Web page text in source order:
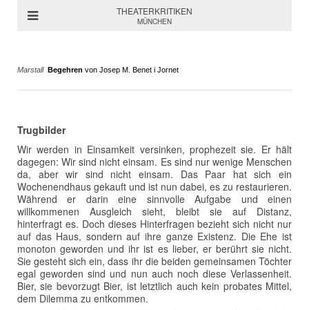
THEATERKRITIKEN
MÜNCHEN
Marstall Begehren von Josep M. Benet i Jornet
Trugbilder
Wir werden in Einsamkeit versinken, prophezeit sie. Er hält
dagegen: Wir sind nicht einsam. Es sind nur wenige Menschen
da, aber wir sind nicht einsam. Das Paar hat sich ein
Wochenendhaus gekauft und ist nun dabei, es zu restaurieren.
Während er darin eine sinnvolle Aufgabe und einen
willkommenen Ausgleich sieht, bleibt sie auf Distanz,
hinterfragt es. Doch dieses Hinterfragen bezieht sich nicht nur
auf das Haus, sondern auf ihre ganze Existenz. Die Ehe ist
monoton geworden und ihr ist es lieber, er berührt sie nicht.
Sie gesteht sich ein, dass ihr die beiden gemeinsamen Töchter
egal geworden sind und nun auch noch diese Verlassenheit.
Bier, sie bevorzugt Bier, ist letztlich auch kein probates Mittel,
dem Dilemma zu entkommen.